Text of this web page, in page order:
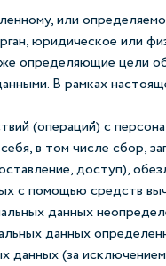
или
юридическое или
определяющие цели
В рамках
(операций) с
в том числе сбор,
доступ),
с помощью средств
данных
данных
(за